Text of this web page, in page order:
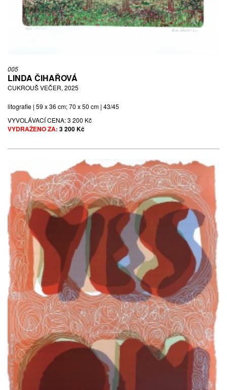
005
LINDA ČIHAŘOVÁ
CUKROUŠ VEČER, 2025
litografie | 59 x 36 cm; 70 x 50 cm | 43/45
VYVOLÁVACÍ CENA:3 200 Kč
VYDRAŽENO ZA: 3 200 Kč